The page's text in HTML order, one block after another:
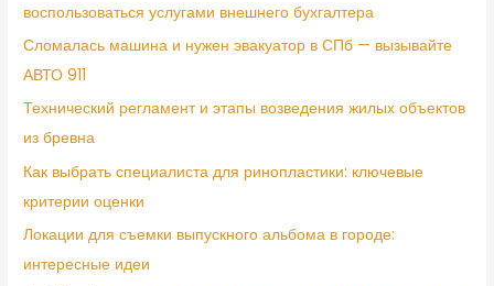
воспользоваться услугами внешнего бухгалтера
Сломалась машина и нужен эвакуатор в СПб — вызывайте
АВТО 911
Технический регламент и этапы возведения жилых объектов
из бревна
Как выбрать специалиста для ринопластики: ключевые
критерии оценки
Локации для съемки выпускного альбома в городе:
интересные идеи